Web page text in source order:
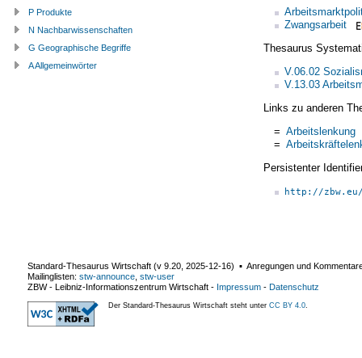
Zwangsarbeit
Thesaurus
V.06.02
V.13.03
Links zu anderen
= Arbeitslenkung
=
Persistenter
http://
P Produkte
N Nachbarwissenschaften
G Geographische Begriffe
A Allgemeinwörter
Standard-Thesaurus Wirtschaft (v 9.20 2025-12-16) ▪ Anregungen und
Mailinglisten: stw-announce stw-user
ZBW - Leibniz-Informationszentrum Wirtschaft - Impressum - Datenschutz
Der Standard-Thesaurus Wirtschaft steht unter CC BY 4.0